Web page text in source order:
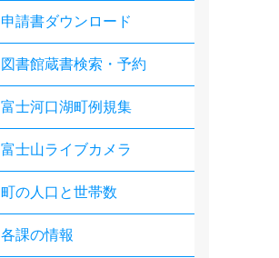
申請書ダウンロード
図書館蔵書検索・予約
富士河口湖町例規集
富士山ライブカメラ
町の人口と世帯数
各課の情報